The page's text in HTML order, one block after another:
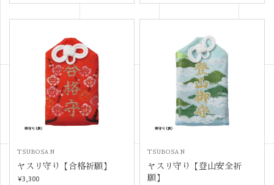
TSUBOSAN
ヤスリ守り【合格祈願】
¥3,300
TSUBOSAN
ヤスリ守り【登山安全祈
願】